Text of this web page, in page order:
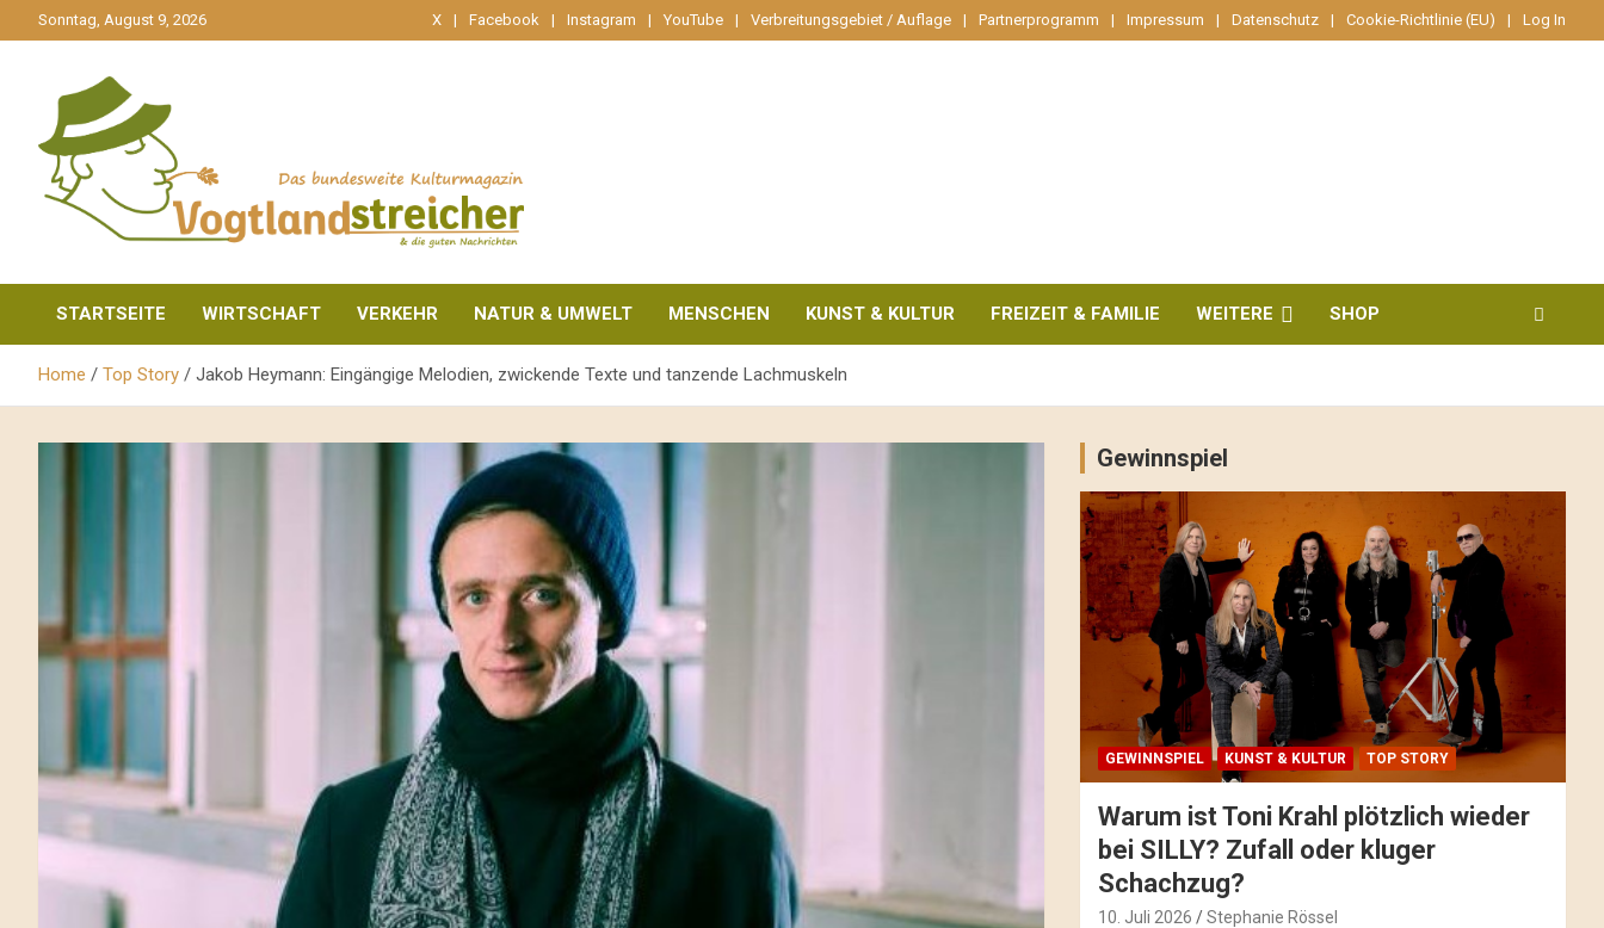
zum
Sonntag, August 9, 2026 X Facebook Instagram YouTube Verbreitungsgebiet / Auflage Partnerprogramm Impressum Datenschutz Cookie-Richtlinie (EU) Log In
Vogtlandstreicher
STARTSEITE WIRTSCHAFT VERKEHR NATUR & UMWELT MENSCHEN KUNST & KULTUR FREIZEIT & FAMILIE WEITERE SHOP
Home Top Story Jakob Heymann: Eingängige Melodien, zwickende Texte und tanzende Lachmuskeln
Gewinnspiel
GEWINNSPIEL KUNST & KULTUR TOP STORY
Warum ist Toni Krahl plötzlich wieder
bei SILLY? Zufall oder kluger
Schachzug?
10. Juli 2026 Stephanie Rössel